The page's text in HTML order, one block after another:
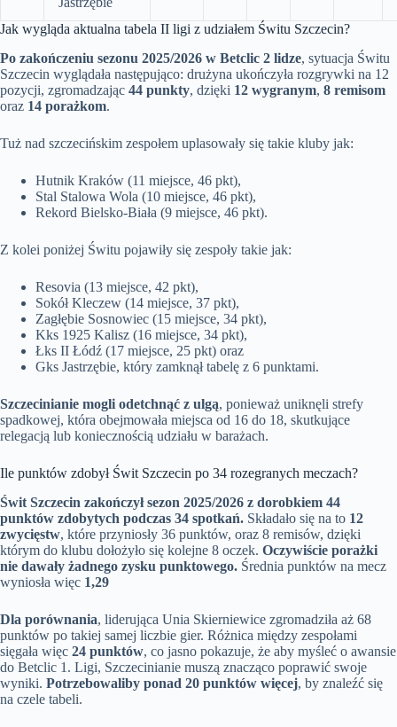
Jak wygląda aktualna tabela II ligi z udziałem Świtu Szczecin?
Po zakończeniu sezonu 2025/2026 w Betclic 2 lidze, sytuacja Świtu
Szczecin wyglądała następująco: drużyna ukończyła rozgrywki na 12
pozycji, zgromadzając 44 punkty, dzięki 12 wygranym, 8 remisom
oraz 14 porażkom.
Tuż nad szczecińskim zespołem uplasowały się takie kluby jak:
Hutnik Kraków (11 miejsce, 46 pkt),
Stal Stalowa Wola (10 miejsce, 46 pkt),
Rekord Bielsko-Biała (9 miejsce, 46 pkt).
Z kolei poniżej Świtu pojawiły się zespoły takie jak:
Resovia (13 miejsce, 42 pkt),
Sokół Kleczew (14 miejsce, 37 pkt),
Zagłębie Sosnowiec (15 miejsce, 34 pkt),
Kks 1925 Kalisz (16 miejsce, 34 pkt),
Łks II Łódź (17 miejsce, 25 pkt) oraz
Gks Jastrzębie, który zamknął tabelę z 6 punktami.
Szczecinianie mogli odetchnąć z ulgą, ponieważ uniknęli strefy
spadkowej, która obejmowała miejsca od 16 do 18, skutkujące
relegacją lub koniecznością udziału w barażach.
Ile punktów zdobył Świt Szczecin po 34 rozegranych meczach?
Świt Szczecin zakończył sezon 2025/2026 z dorobkiem 44
punktów zdobytych podczas 34 spotkań. Składało się na to 12
zwycięstw, które przyniosły 36 punktów, oraz 8 remisów, dzięki
którym do klubu dołożyło się kolejne 8 oczek. Oczywiście porażki
nie dawały żadnego zysku punktowego. Średnia punktów na mecz
wyniosła więc 1,29
Dla porównania, liderująca Unia Skierniewice zgromadziła aż 68
punktów po takiej samej liczbie gier. Różnica między zespołami
sięgała więc 24 punktów, co jasno pokazuje, że aby myśleć o awansie
do Betclic 1. Ligi, Szczecinianie muszą znacząco poprawić swoje
wyniki. Potrzebowaliby ponad 20 punktów więcej, by znaleźć się
na czele tabeli.